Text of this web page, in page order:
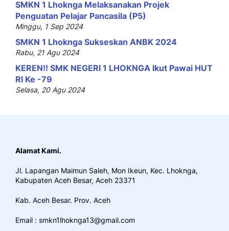
SMKN 1 Lhoknga Melaksanakan Projek
Penguatan Pelajar Pancasila (P5)
Minggu, 1 Sep 2024
SMKN 1 Lhoknga Sukseskan ANBK 2024
Rabu, 21 Agu 2024
KEREN!! SMK NEGERI 1 LHOKNGA Ikut Pawai HUT
RI Ke -79
Selasa, 20 Agu 2024
Alamat Kami.
Jl. Lapangan Maimun Saleh, Mon Ikeun, Kec. Lhoknga,
Kabupaten Aceh Besar, Aceh 23371
Kab. Aceh Besar. Prov. Aceh
Email : smkn1lhoknga13@gmail.com